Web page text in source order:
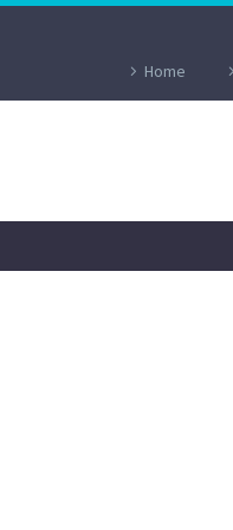
Home